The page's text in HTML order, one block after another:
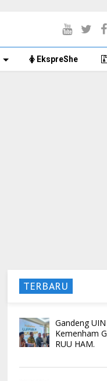
EkspreShe
TERBARU
Gandeng
Kemenham
RUU HAM.